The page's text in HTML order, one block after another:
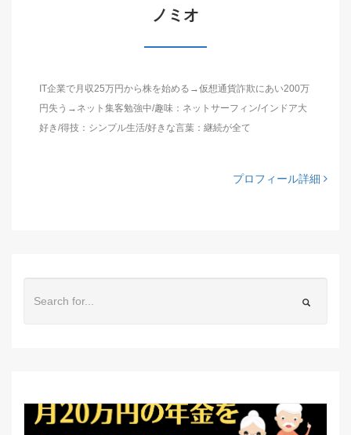
ノミオ
IT企業で月収25万円から株を始める→仮想通貨詐欺にあい200万
円失う→ネット集客勉強中/趣味：ネットサーフィン/インドア大
好き/得技：シンプル生活/好きな言葉：継続が全て
プロフィール詳細